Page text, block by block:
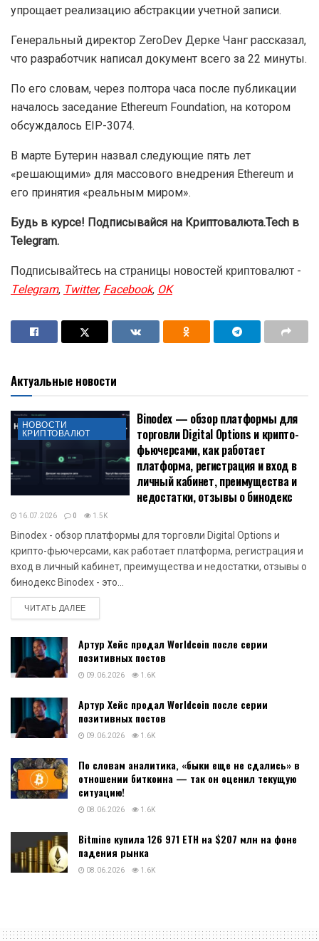
упрощает реализацию абстракции учетной записи.
Генеральный директор ZeroDev Дерке Чанг рассказал,
что разработчик написал документ всего за 22 минуты.
По его словам, через полтора часа после публикации
началось заседание Ethereum Foundation, на котором
обсуждалось EIP-3074.
В марте Бутерин назвал следующие пять лет
«решающими» для массового внедрения Ethereum и
его принятия «реальным миром».
Будь в курсе! Подписывайся на Криптовалюта.Tech в
Telegram.
Подписывайтесь на страницы новостей криптовалют -
Telegram,Twitter,Facebook,OK
Актуальные новости
НОВОСТИ
КРИПТОВАЛЮТ
Binodex — обзор платформы для
торговли Digital Options и крипто-
фьючерсами, как работает
платформа, регистрация и вход в
личный кабинет, преимущества и
недостатки, отзывы о бинодекс
16.07.2026 0 1.5K
Binodex - обзор платформы для торговли Digital Options и
крипто-фьючерсами, как работает платформа, регистрация и
вход в личный кабинет, преимущества и недостатки, отзывы о
бинодекс Binodex - это...
ЧИТАТЬ ДАЛЕЕDETAILS
Артур Хейс продал Worldcoin после серии
позитивных постов
09.06.2026 1.6K
Артур Хейс продал Worldcoin после серии
позитивных постов
09.06.2026 1.6K
По словам аналитика, «быки еще не сдались» в
отношении биткоина — так он оценил текущую
ситуацию!
08.06.2026 1.6K
Bitmine купила 126 971 ETH на $207 млн на фоне
падения рынка
08.06.2026 1.6K